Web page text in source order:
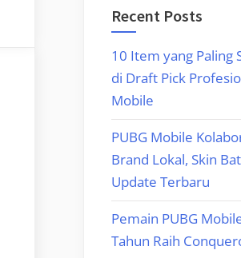
Recent Posts
10 Item yang Paling
di Draft Pick
Mobile
PUBG Mobile
Brand Lokal, Skin
Update Terbaru
Pemain PUBG
Tahun Raih